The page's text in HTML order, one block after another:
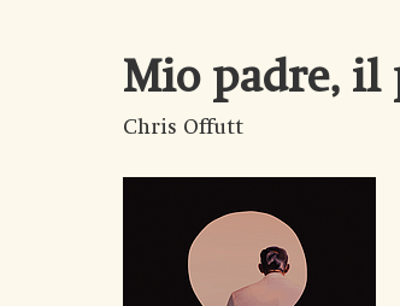
Mio padre, il
Chris Offutt